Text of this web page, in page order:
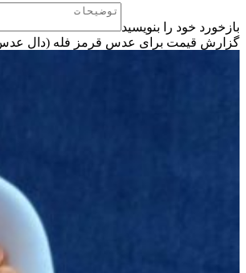
بازخورد خود را بنویسید
گزارش قیمت برای عدس قرمز فله (دال